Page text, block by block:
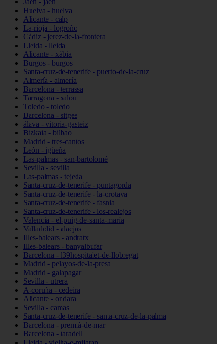
Jaén - jaén
Huelva - huelva
Alicante - calp
La-rioja - logroño
Cádiz - jerez-de-la-frontera
Lleida - lleida
Alicante - xàbia
Burgos - burgos
Santa-cruz-de-tenerife - puerto-de-la-cruz
Almería - almería
Barcelona - terrassa
Tarragona - salou
Toledo - toledo
Barcelona - sitges
álava - vitoria-gasteiz
Bizkaia - bilbao
Madrid - tres-cantos
León - igüeña
Las-palmas - san-bartolomé
Sevilla - sevilla
Las-palmas - tejeda
Santa-cruz-de-tenerife - puntagorda
Santa-cruz-de-tenerife - la-orotava
Santa-cruz-de-tenerife - fasnia
Santa-cruz-de-tenerife - los-realejos
Valencia - el-puig-de-santa-maría
Valladolid - alaejos
Illes-balears - andratx
Illes-balears - banyalbufar
Barcelona - l39hospitalet-de-llobregat
Madrid - pelayos-de-la-presa
Madrid - galapagar
Sevilla - utrera
A-coruña - cedeira
Alicante - ondara
Sevilla - camas
Santa-cruz-de-tenerife - santa-cruz-de-la-palma
Barcelona - premià-de-mar
Barcelona - taradell
Lleida - vielha-e-mijaran